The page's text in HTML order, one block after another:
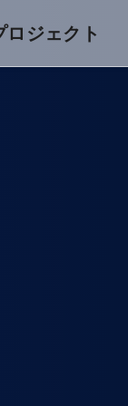
ロジェクト